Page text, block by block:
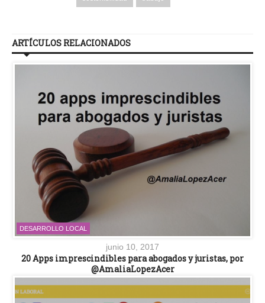
ARTÍCULOS RELACIONADOS
DESARROLLO LOCAL
junio 10, 2017
20 Apps imprescindibles para abogados y juristas, por
@AmaliaLopezAcer